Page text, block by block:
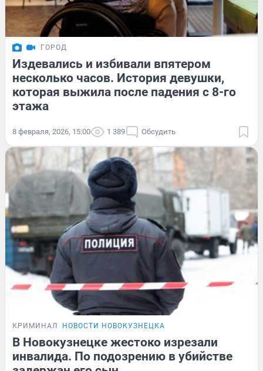
ГОРОД
Издевались и избивали впятером
несколько часов. История девушки,
которая выжила после падения с 8-го
этажа
8 февраля, 2026, 15:00 1 389 Обсудить
КРИМИНАЛ НОВОСТИ НОВОКУЗНЕЦКА
В Новокузнецке жестоко изрезали
инвалида. По подозрению в убийстве